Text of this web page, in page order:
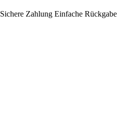
Sichere Zahlung Einfache Rückgabe